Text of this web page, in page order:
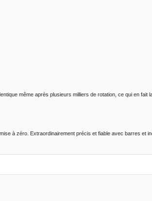
même après plusieurs milliers de rotation, ce qui en fait
à zéro. Extraordinairement précis et fiable avec barres et